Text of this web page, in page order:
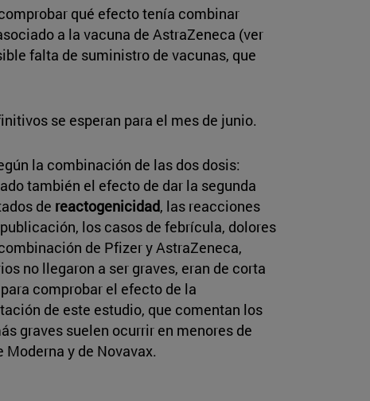
qué efecto tenía combinar
a la vacuna de AstraZeneca (ver
falta de suministro de vacunas, que
se esperan para el mes de junio.
la combinación de las dos dosis:
también el efecto de dar la segunda
de reactogenicidad, las reacciones
los casos de febrícula, dolores
de Pfizer y AstraZeneca,
no llegaron a ser graves, eran de corta
comprobar el efecto de la
de este estudio, que comentan los
graves suelen ocurrir en menores de
y de Novavax.